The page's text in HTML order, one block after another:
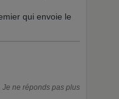
qui envoie le
ne réponds pas plus